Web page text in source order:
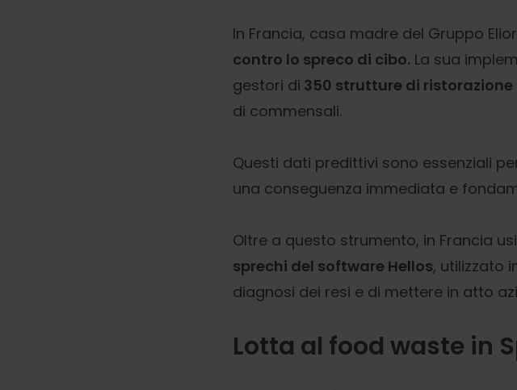
In Francia, casa madre del Gruppo
contro lo spreco di cibo. La sua
gestori di 350 strutture di ristorazione
di commensali.
Questi dati predittivi sono essenziali
una conseguenza immediata e
Oltre a questo strumento, in Francia
sprechi del software Hellos, utilizzato
diagnosi dei resi e di mettere in atto
Lotta al food waste in